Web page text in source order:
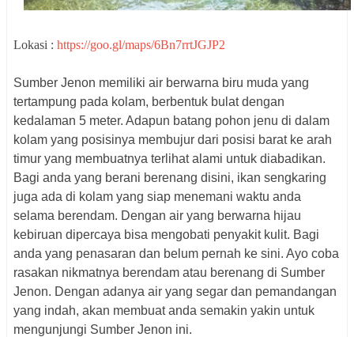
Lokasi : https://goo.gl/maps/6Bn7rrtJGJP2
Sumber Jenon memiliki air berwarna biru muda yang
tertampung pada kolam, berbentuk bulat dengan
kedalaman 5 meter. Adapun batang pohon jenu di dalam
kolam yang posisinya membujur dari posisi barat ke arah
timur yang membuatnya terlihat alami untuk diabadikan.
Bagi anda yang berani berenang disini, ikan sengkaring
juga ada di kolam yang siap menemani waktu anda
selama berendam. Dengan air yang berwarna hijau
kebiruan dipercaya bisa mengobati penyakit kulit. Bagi
anda yang penasaran dan belum pernah ke sini. Ayo coba
rasakan nikmatnya berendam atau berenang di Sumber
Jenon. Dengan adanya air yang segar dan pemandangan
yang indah, akan membuat anda semakin yakin untuk
mengunjungi Sumber Jenon ini.